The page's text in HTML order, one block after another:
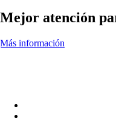
Mejor atención
Más información